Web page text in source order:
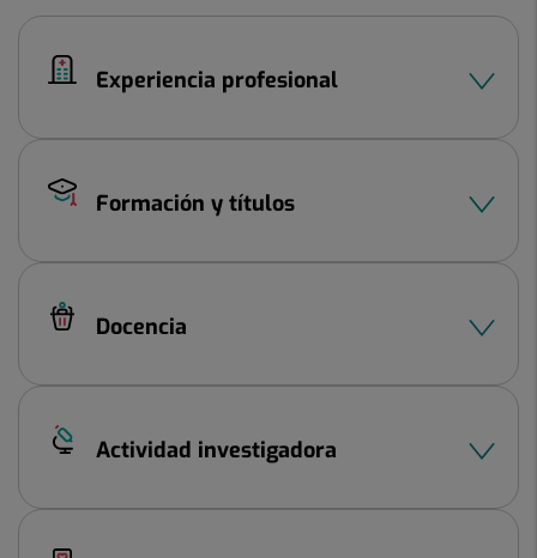
Experiencia profesional
Formación y títulos
Docencia
Actividad investigadora